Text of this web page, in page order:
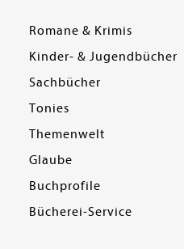
Romane & Krimis
Kinder- & Jugendbücher
Sachbücher
Tonies
Themenwelt
Glaube
Buchprofile
Bücherei-Service